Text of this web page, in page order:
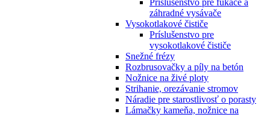
Príslušenstvo pre fúkače a
záhradné vysávače
Vysokotlakové čističe
Príslušenstvo pre
vysokotlakové čističe
Snežné frézy
Rozbrusovačky a píly na betón
Nožnice na živé ploty
Strihanie, orezávanie stromov
Náradie pre starostlivosť o porasty
Lámačky kameňa, nožnice na